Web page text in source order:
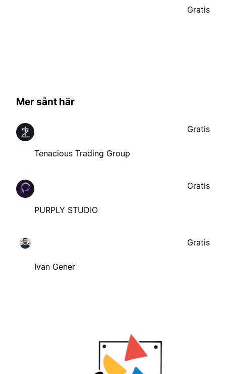
Gratis
Mer sånt här
Tenacious Trading Group
Gratis
PURPLY STUDIO
Gratis
Ivan Gener
Gratis